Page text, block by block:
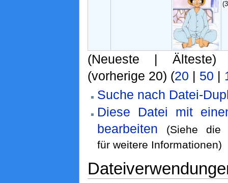
(Neueste | Älteste)
(vorherige 20) (20 | 50 |
Suche nach Datei-
Diese Datei mit
bearbeiten
(Siehe
für weitere Informationen)